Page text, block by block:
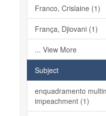
Franco, Crislaine (1)
França, Djiovani (1)
... View More
Subject
enquadramento
impeachment (1)